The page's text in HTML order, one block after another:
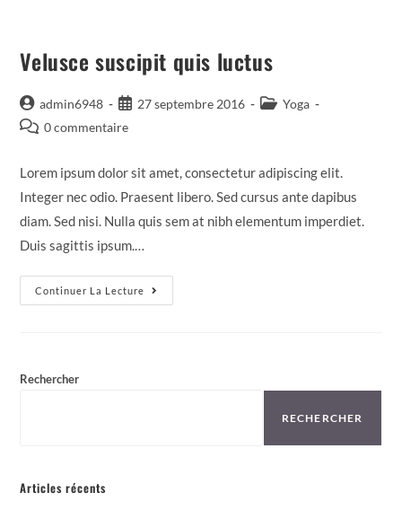
Velusce suscipit quis luctus
admin6948 27 septembre 2016
Yoga
0 commentaire
Lorem ipsum dolor sit amet, consectetur adipiscing elit.
Integer nec odio. Praesent libero. Sed cursus ante dapibus
diam. Sed nisi. Nulla quis sem at nibh elementum imperdiet.
Duis sagittis ipsum.…
Continuer La Lecture
Rechercher
RECHERCHER
Articles récents